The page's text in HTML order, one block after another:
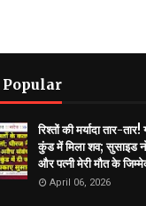
रिश्तों की मर्यादा तार-
कुंड में मिला शव; सुसाइड
और पत्नी मेरी मौत के
April 06, 2026